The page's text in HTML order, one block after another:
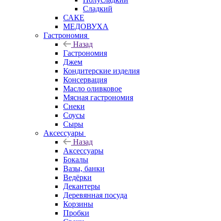
Сладкий
САКЕ
МЕДОВУХА
Гастрономия
Назад
Гастрономия
Джем
Кондитерские изделия
Консервация
Масло оливковое
Мясная гастрономия
Снеки
Соусы
Сыры
Аксессуары
Назад
Аксессуары
Бокалы
Вазы, банки
Ведёрки
Декантеры
Деревянная посуда
Корзины
Пробки